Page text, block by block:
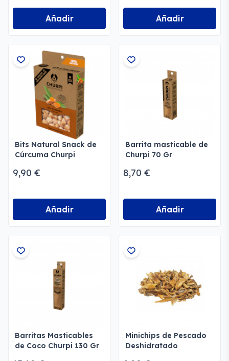
Añadir Añadir
Bits Natural Snack de
Cúrcuma Churpi
9,90 €
Añadir
Barrita masticable de
Churpi 70 Gr
8,70 €
Añadir
Barritas Masticables
de Coco Churpi 130 Gr
Minichips de Pescado
Deshidratado